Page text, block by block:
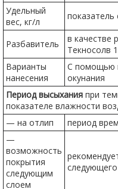
Удельный
вес, кг/л
показатель
Разбавитель
в качестве
Текносолв
Варианты
нанесения
С помощью
окунания
Период высыхания при
показателе влажности
— на отлип
период
—
возможность
покрытия
следующим
слоем